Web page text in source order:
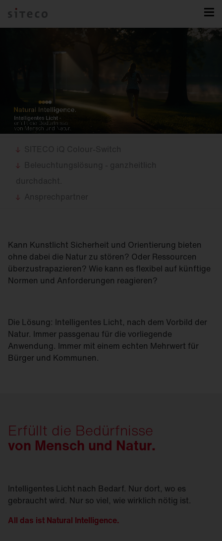
SITECO iQ Colour-Switch
Beleuchtungslösung - ganzheitlich
durchdacht.
Ansprechpartner
Kann Kunstlicht Sicherheit und Orientierung bieten
ohne dabei die Natur zu stören? Oder Ressourcen
überzustrapazieren? Wie kann es flexibel auf künftige
Normen und Anforderungen reagieren?
Die Lösung: Intelligentes Licht, nach dem Vorbild der
Natur. Immer passgenau für die vorliegende
Anwendung. Immer mit einem echten Mehrwert für
Bürger und Kommunen.
Erfüllt die Bedürfnisse
von Mensch und Natur.
Intelligentes Licht nach Bedarf. Nur dort, wo es
gebraucht wird. Nur so viel, wie wirklich nötig ist.
All das ist Natural Intelligence.